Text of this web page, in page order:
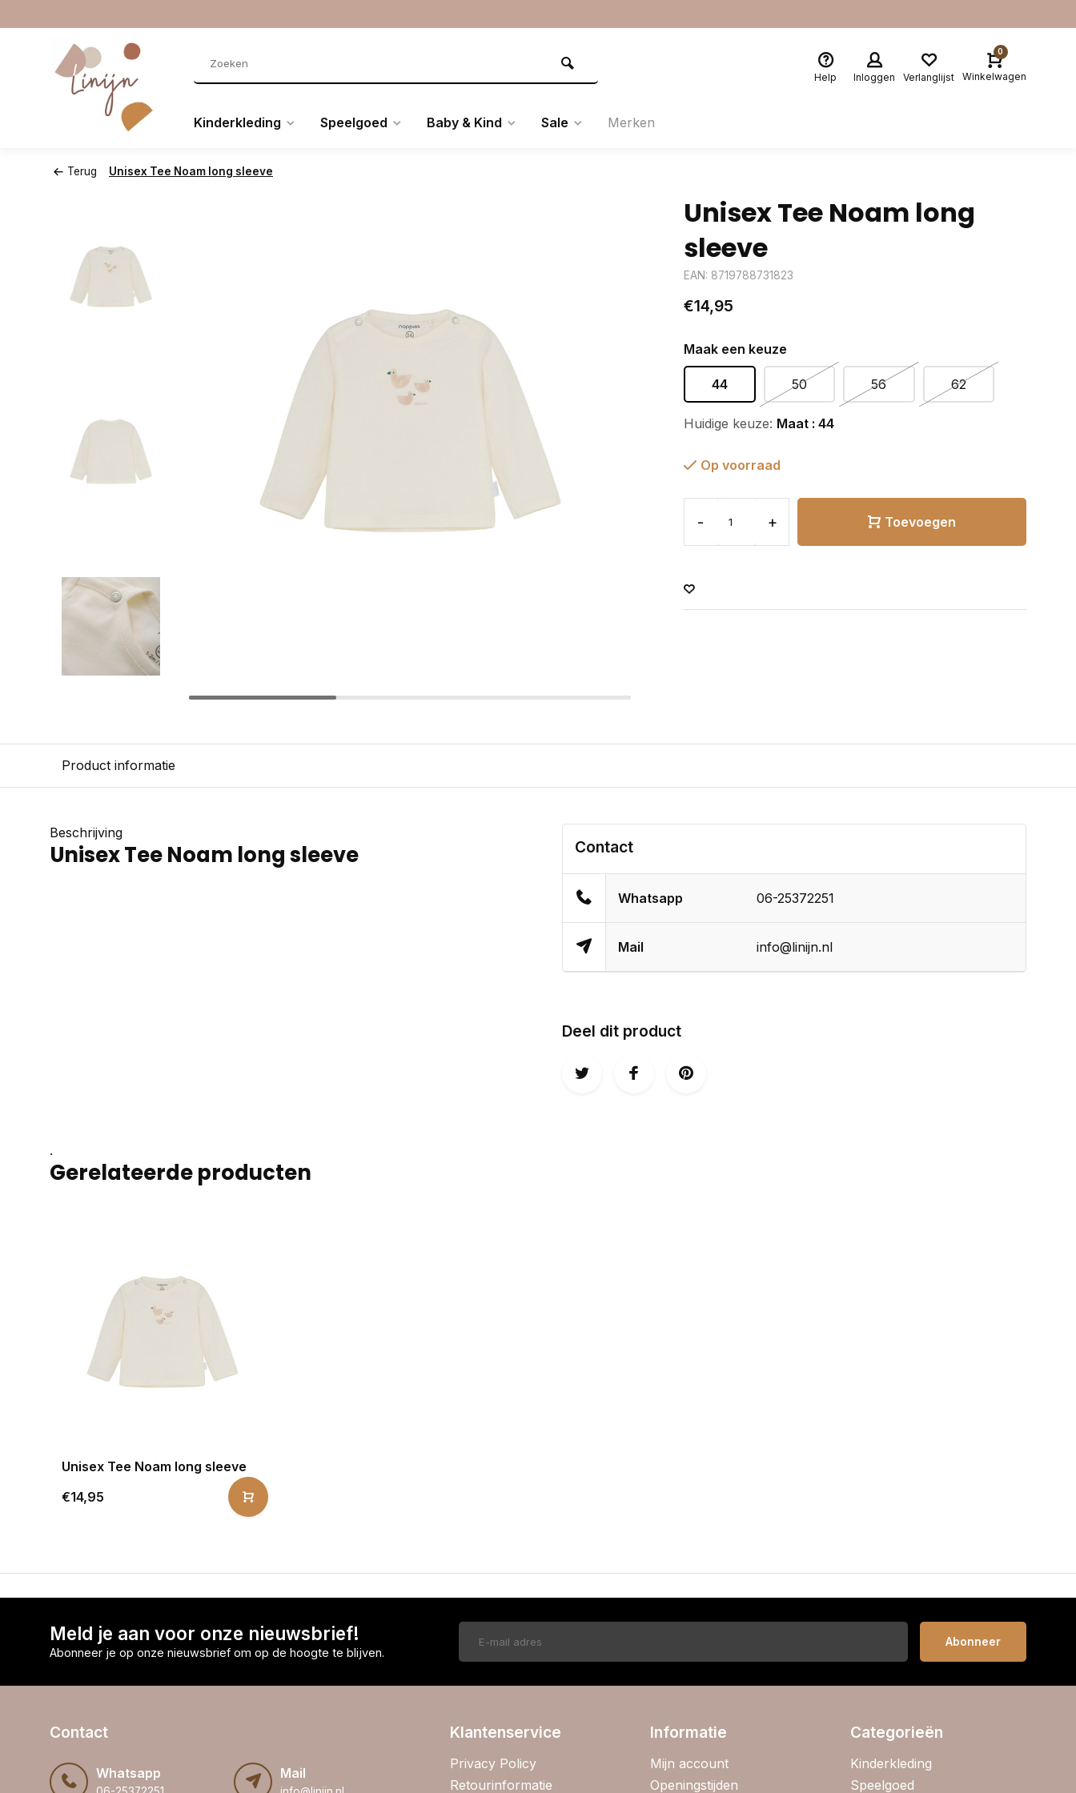
Help Inloggen Verlanglijst
0
Winkelwagen
Kinderkleding Speelgoed Baby & Kind Sale Merken
Terug Unisex Tee Noam long sleeve
Unisex Tee Noam long
sleeve
EAN: 8719788731823
€14,95
Maak een keuze
44 50 56 62
Huidige keuze: Maat : 44
Op voorraad
- + Toevoegen
Product informatie
Beschrijving
Unisex Tee Noam long sleeve Contact
Whatsapp 06-25372251
Mail info@linijn.nl
Deel dit product
.
Gerelateerde producten
Unisex Tee Noam long sleeve
€14,95
Meld je aan voor onze nieuwsbrief!
Abonneer je op onze nieuwsbrief om op de hoogte te blijven.
Abonneer
Contact
Whatsapp Mail
Klantenservice
Privacy Policy
Retourinformatie
Informatie
Mijn account
Openingstijden
Categorieën
Kinderkleding
Speelgoed